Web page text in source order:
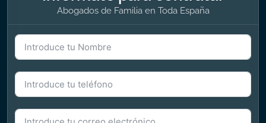
Abogados de Familia en Toda España
Formulario Name + Phone + Mail